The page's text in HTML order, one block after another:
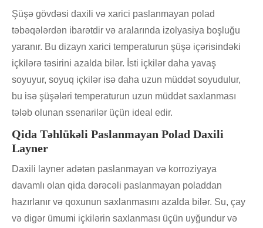
Şüşə gövdəsi daxili və xarici paslanmayan polad
təbəqələrdən ibarətdir və aralarında izolyasiya boşluğu
yaranır. Bu dizayn xarici temperaturun şüşə içərisindəki
içkilərə təsirini azalda bilər. İsti içkilər daha yavaş
soyuyur, soyuq içkilər isə daha uzun müddət soyudulur,
bu isə şüşələri temperaturun uzun müddət saxlanması
tələb olunan ssenarilər üçün ideal edir.
Qida Təhlükəli Paslanmayan Polad Daxili
Layner
Daxili layner adətən paslanmayan və korroziyaya
davamlı olan qida dərəcəli paslanmayan poladdan
hazırlanır və qoxunun saxlanmasını azalda bilər. Su, çay
və digər ümumi içkilərin saxlanması üçün uyğundur və